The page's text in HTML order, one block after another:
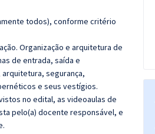
todos), conforme critério
Organização e arquitetura de
de entrada, saída e
segurança,
e seus vestígios.
no edital, as videoaulas de
pelo(a) docente responsável, e